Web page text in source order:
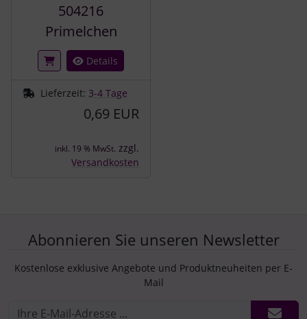
504216
Primelchen
Details
Lieferzeit: 3-4 Tage
0,69 EUR
inkl. 19 % MwSt. zzgl.
Versandkosten
Abonnieren Sie unseren Newsletter
Kostenlose exklusive Angebote und Produktneuheiten per E-
Mail